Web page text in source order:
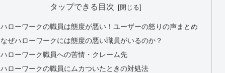
タップできる目次
ハローワークの職員は態度が悪い！ユーザーの怒りの声まとめ
なぜハローワークには態度の悪い職員がいるのか？
ハローワーク職員への苦情・クレーム先
ハローワークの職員にムカついたときの対処法